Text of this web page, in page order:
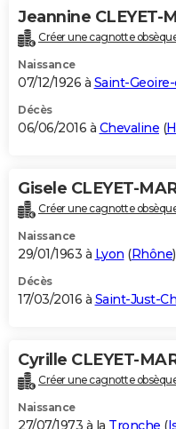
Jeannine CLEYET-
Créer une cagnotte
Naissance
07/12/1926 à Saint-
Décès
06/06/2016 à Chevaline (
Gisele CLEYET-
Créer une cagnotte
Naissance
29/01/1963 à Lyon (Rhône)
Décès
17/03/2016 à Saint-Just-
Cyrille CLEYET-
Créer une cagnotte
Naissance
27/07/1973 à la Tronche (